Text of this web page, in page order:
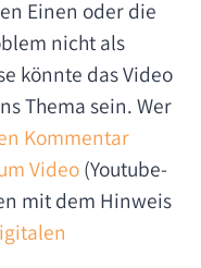
Einen oder die
nicht als
könnte das Video
Thema sein. Wer
Kommentar
Video(Youtube-
mit dem Hinweis